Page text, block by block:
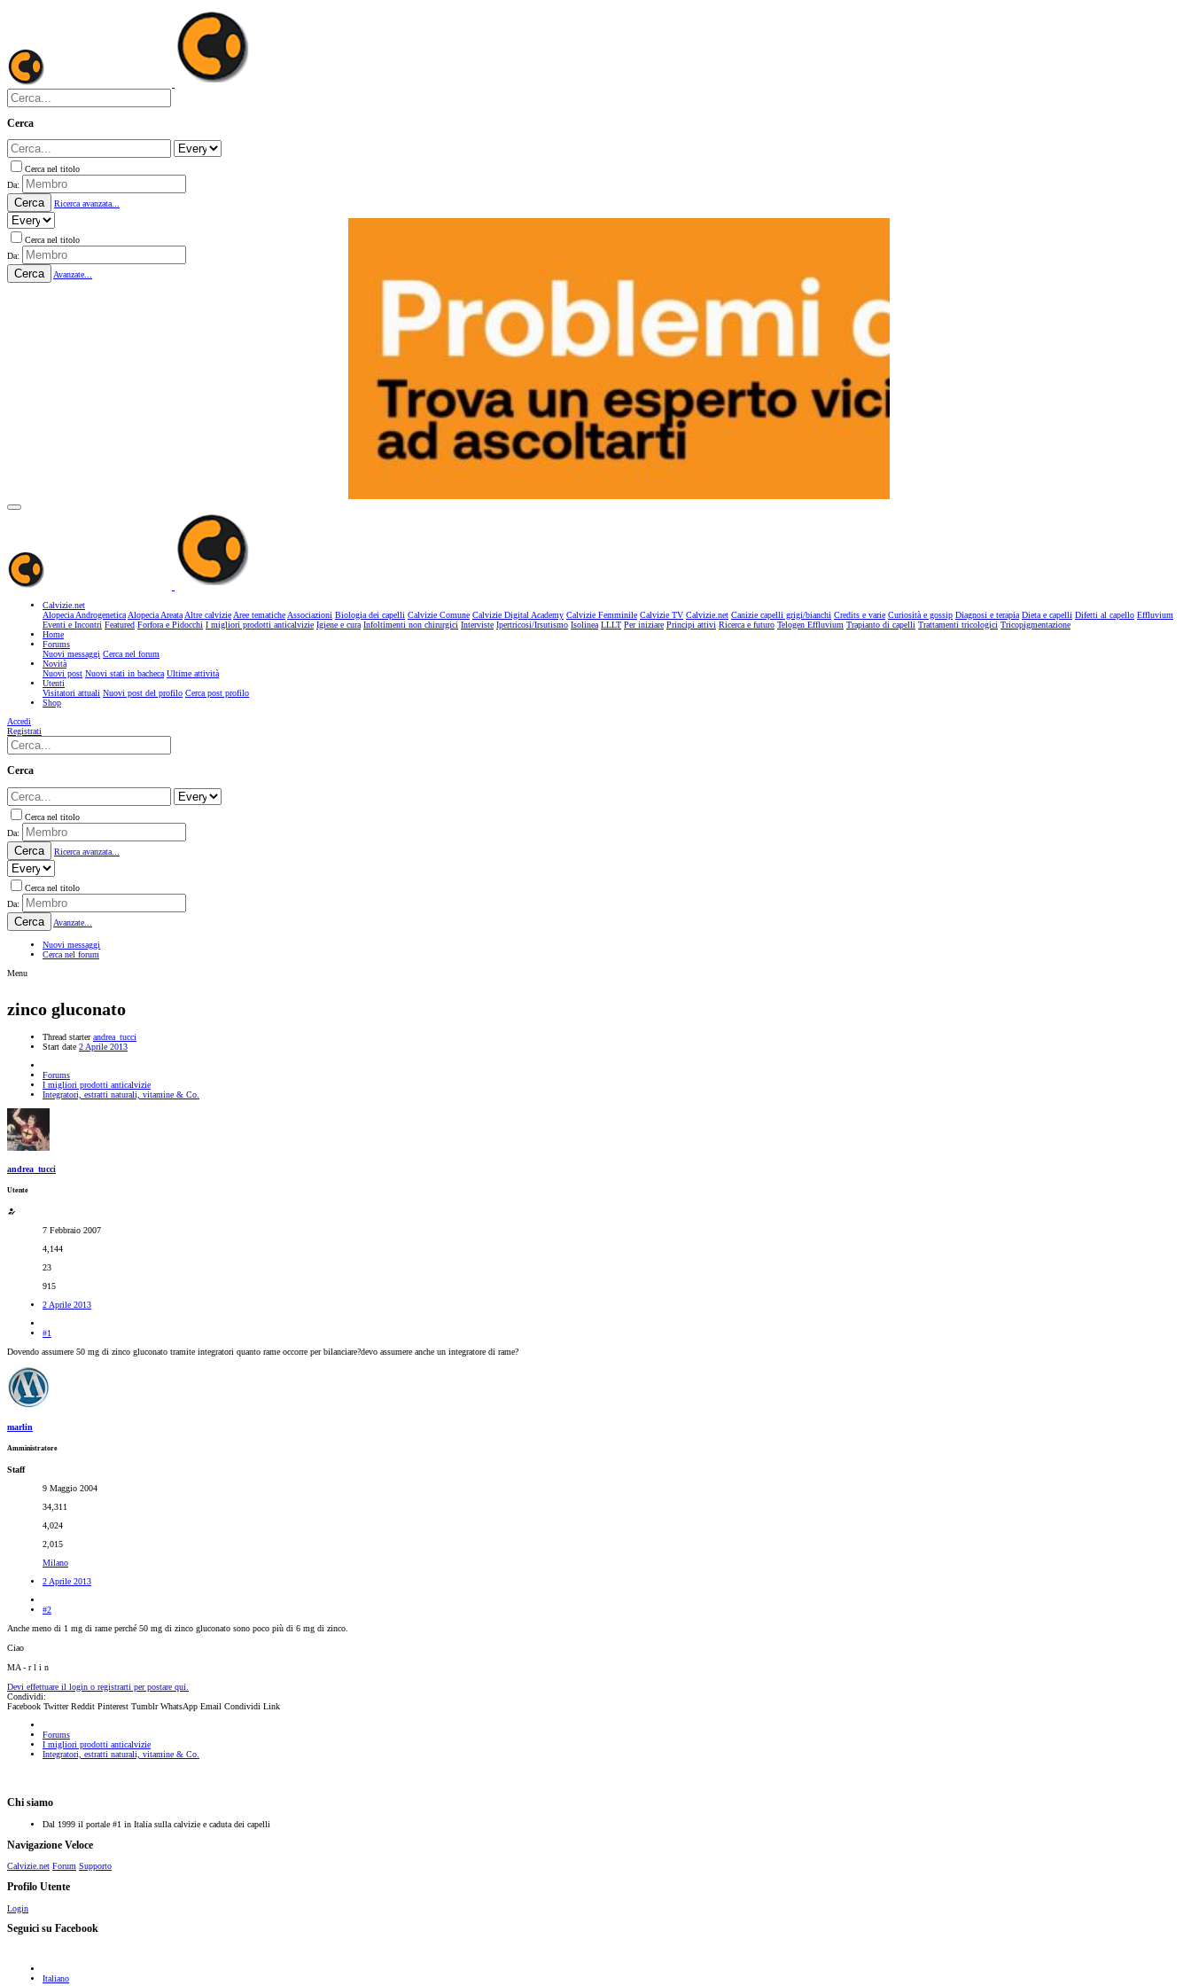
Cerca
Cerca nel titolo
Da:
Cerca Ricerca avanzata...
Cerca nel titolo
Da:
Cerca Avanzate...
Calvizie.net
Alopecia AndrogeneticaAlopecia AreataAltre calvizieAree tematicheAssociazioni Biologia dei capelli Calvizie Comune Calvizie Digital Academy Calvizie Femminile Calvizie TV Calvizie.net Canizie capelli grigi/bianchi Credits e varie Curiosità e gossip Diagnosi e terapia Dieta e capelli Difetti al capello Effluvium
Eventi e Incontri Featured Forfora e Pidocchi I migliori prodotti anticalvizie Igiene e cura Infoltimenti non chirurgici Interviste Ipertricosi/Irsutismo Isolinea LLLT Per iniziare Principi attivi Ricerca e futuro Telogen Effluvium Trapianto di capelli Trattamenti tricologici Tricopigmentazione
Home
Forums
Nuovi messaggi Cerca nel forum
Novità
Nuovi post Nuovi stati in bacheca Ultime attività
Utenti
Visitatori attuali Nuovi post del profilo Cerca post profilo
Shop
Accedi
Registrati
Cerca
Cerca nel titolo
Da:
Cerca Ricerca avanzata...
Cerca nel titolo
Da:
Cerca Avanzate...
Nuovi messaggi
Cerca nel forum
Menu
zinco gluconato
Thread starter andrea_tucci
Start date 2 Aprile 2013
Forums
I migliori prodotti anticalvizie
Integratori, estratti naturali, vitamine & Co.
andrea_tucci
Utente
7 Febbraio 2007
4,144
23
915
2 Aprile 2013
#1
Dovendo assumere 50 mg di zinco gluconato tramite integratori quanto rame occorre per bilanciare?devo assumere anche un integratore di rame?
marlin
Amministratore
Staff
9 Maggio 2004
34,311
4,024
2,015
Milano
2 Aprile 2013
#2
Anche meno di 1 mg di rame perché 50 mg di zinco gluconato sono poco più di 6 mg di zinco.
Ciao
MA - r l i n
Devi effettuare il login o registrarti per postare qui.
Condividi:
Facebook Twitter Reddit Pinterest Tumblr WhatsApp Email Condividi Link
Forums
I migliori prodotti anticalvizie
Integratori, estratti naturali, vitamine & Co.
Chi siamo
Dal 1999 il portale #1 in Italia sulla calvizie e caduta dei capelli
Navigazione Veloce
Calvizie.net Forum Supporto
Profilo Utente
Login
Seguici su Facebook
Italiano